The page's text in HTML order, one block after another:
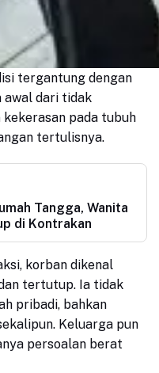
tergantung dengan
awal dari tidak
pada tubuh
tertulisnya.
Tangga, Wanita
di Kontrakan
korban dikenal
tertutup. Ia tidak
pribadi, bahkan
Keluarga pun
persoalan berat